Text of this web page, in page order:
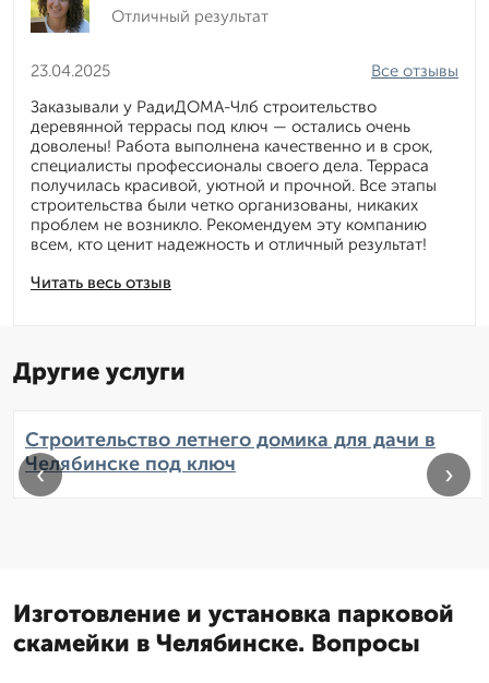
Отличный результат
23.04.2025
Читать весь отзыв
Все отзывы
Заказывали у РадиДОМА-Члб строительство
деревянной террасы под ключ — остались очень
доволены! Работа выполнена качественно и в срок,
специалисты профессионалы своего дела. Терраса
получилась красивой, уютной и прочной. Все этапы
строительства были четко организованы, никаких
проблем не возникло. Рекомендуем эту компанию
всем, кто ценит надежность и отличный результат!
Другие услуги
Строительство летнего домика для дачи в
Челябинске под ключ
‹ ›
Изготовление и установка парковой
скамейки в Челябинске. Вопросы